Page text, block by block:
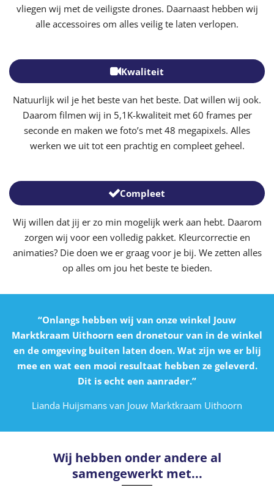
vliegen wij met de veiligste drones. Daarnaast hebben wij
alle accessoires om alles veilig te laten verlopen.
Kwaliteit
Natuurlijk wil je het beste van het beste. Dat willen wij ook.
Daarom filmen wij in 5,1K-kwaliteit met 60 frames per
seconde en maken we foto’s met 48 megapixels. Alles
werken we uit tot een prachtig en compleet geheel.
Compleet
Wij willen dat jij er zo min mogelijk werk aan hebt. Daarom
zorgen wij voor een volledig pakket. Kleurcorrectie en
animaties? Die doen we er graag voor je bij. We zetten alles
op alles om jou het beste te bieden.
“Onlangs hebben wij van onze winkel Jouw
Marktkraam Uithoorn een dronetour van in de winkel
en de omgeving buiten laten doen. Wat zijn we er blij
mee en wat een mooi resultaat hebben ze geleverd.
Dit is echt een aanrader.”
Lianda Huijsmans van Jouw Marktkraam Uithoorn
Wij hebben onder andere al
samengewerkt met...